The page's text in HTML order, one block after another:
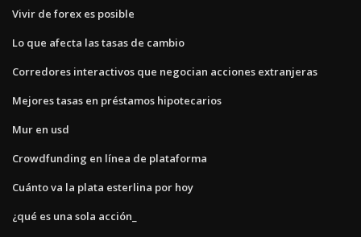
Vivir de forex es posible
Lo que afecta las tasas de cambio
Corredores interactivos que negocian acciones extranjeras
Mejores tasas en préstamos hipotecarios
Mur en usd
Crowdfunding en línea de plataforma
Cuánto va la plata esterlina por hoy
¿qué es una sola acción_